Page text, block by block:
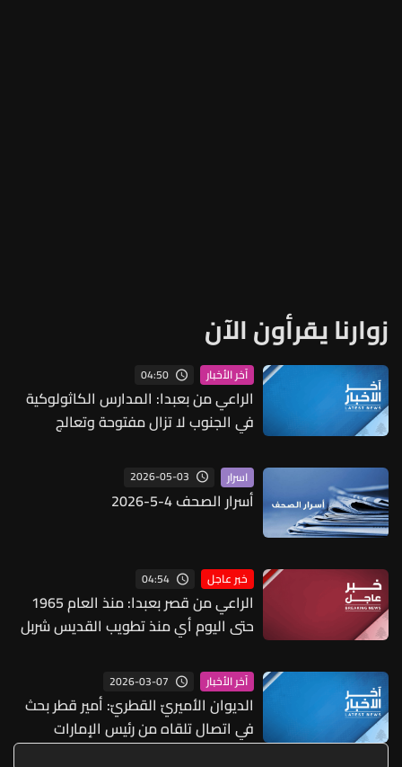
زوارنا يقرأون الآن
آخر الأخبار 04:50
الراعي من بعبدا: المدارس الكاثولوكية
في الجنوب لا تزال مفتوحة وتعالج
ونطالب بعودتهم واعادة الاعمار
اسرار 2026-05-03
أسرار الصحف 4-5-2026
خبر عاجل 04:54
الراعي من قصر بعبدا: منذ العام 1965
حتى اليوم أي منذ تطويب القديس شربل
يعني أن السماء مفتوحة وتخاطب
اللبنانيين كي يثقوا بأنفسهم ووطنهم
ودولتهم
آخر الأخبار 2026-03-07
الديوان الأميريّ القطريّ: أمير قطر بحث
في اتصال تلقاه من رئيس الإمارات
تطورات العدوان الإيرانيّ